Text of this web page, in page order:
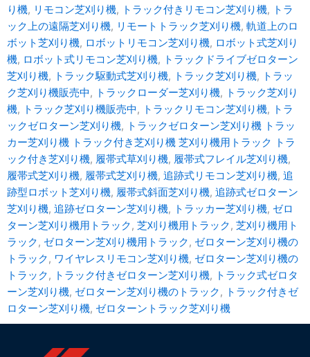
り機, リモコン芝刈り機, トラック付きリモコン芝刈り機, トラ
ック上の遠隔芝刈り機, リモートトラック芝刈り機, 軌道上のロ
ボット芝刈り機, ロボットリモコン芝刈り機, ロボット式芝刈り
機, ロボット式リモコン芝刈り機, トラックドライブゼロターン
芝刈り機, トラック駆動式芝刈り機, トラック芝刈り機, トラッ
ク芝刈り機販売中, トラックローダー芝刈り機, トラック芝刈り
機, トラック芝刈り機販売中, トラックリモコン芝刈り機, トラ
ックゼロターン芝刈り機, トラックゼロターン芝刈り機 トラッ
カー芝刈り機 トラック付き芝刈り機 芝刈り機用トラック トラ
ック付き芝刈り機, 履帯式草刈り機, 履帯式フレイル芝刈り機,
履帯式芝刈り機, 履帯式芝刈り機, 追跡式リモコン芝刈り機, 追
跡型ロボット芝刈り機, 履帯式斜面芝刈り機, 追跡式ゼロターン
芝刈り機, 追跡ゼロターン芝刈り機, トラッカー芝刈り機, ゼロ
ターン芝刈り機用トラック, 芝刈り機用トラック, 芝刈り機用ト
ラック, ゼロターン芝刈り機用トラック, ゼロターン芝刈り機の
トラック, ワイヤレスリモコン芝刈り機, ゼロターン芝刈り機の
トラック, トラック付きゼロターン芝刈り機, トラック式ゼロタ
ーン芝刈り機, ゼロターン芝刈り機のトラック, トラック付きゼ
ロターン芝刈り機, ゼロターントラック芝刈り機